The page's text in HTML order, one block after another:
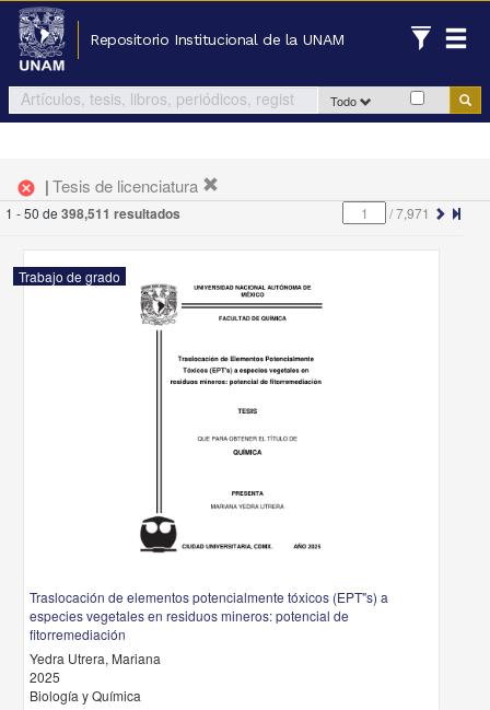
Repositorio Institucional de la UNAM
Todo
cancel |Tesis de licenciatura
1 - 50 de 398,511 resultados /7,971
Trabajo de grado
Traslocación de elementos potencialmente tóxicos (EPT"s) a
especies vegetales en residuos mineros: potencial de
fitorremediación
Yedra Utrera, Mariana
2025
Biología y Química